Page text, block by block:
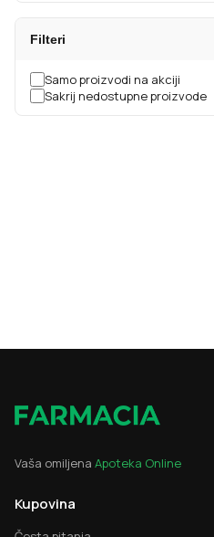
Filteri
Samo proizvodi na akciji
Sakrij nedostupne proizvode
Vaša omiljena Apoteka Online
Kupovina